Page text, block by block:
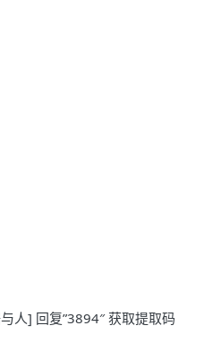
人] 回复”3894″ 获取提取码